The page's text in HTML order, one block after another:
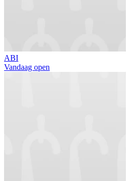
ABI
Vandaag open